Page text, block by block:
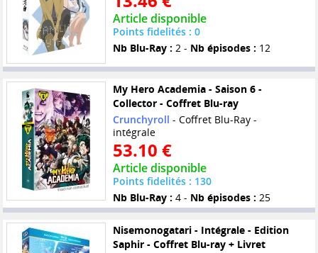
Article disponible
Points fidelités : 0
Nb Blu-Ray : 2 - Nb épisodes : 12
My Hero Academia - Saison 6 -
Collector - Coffret Blu-ray
Crunchyroll - Coffret Blu-Ray -
intégrale
53.10 €
Article disponible
Points fidelités : 130
Nb Blu-Ray : 4 - Nb épisodes : 25
Nisemonogatari - Intégrale - Edition
Saphir - Coffret Blu-ray + Livret